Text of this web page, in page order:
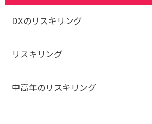
DXのリスキリング
リスキリング
中高年のリスキリング